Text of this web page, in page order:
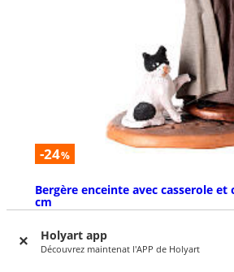
Holyart app
Découvrez maintenat l'APP de Holyart
-24%
Bergère enceinte avec casserole et
cm